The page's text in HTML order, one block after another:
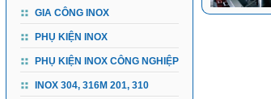
GIA CÔNG INOX
PHỤ KIỆN INOX
PHỤ KIỆN INOX CÔNG NGHIỆP
INOX 304, 316M 201, 310